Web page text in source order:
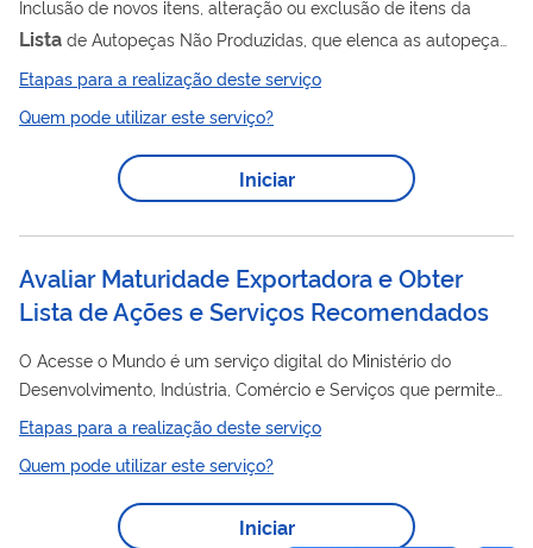
Inclusão de novos itens, alteração ou exclusão de itens da
Lista de Autopeças Não Produzidas, que elenca as autopeças
sem produção nacional equivalente com redução da alíquota
do Imposto de Importação na condição de Ex-Tarifário.
Etapas para a realização deste serviço
Quem pode utilizar este serviço?
Iniciar
Avaliar Maturidade Exportadora e Obter
Lista de Ações e Serviços Recomendados
O Acesse o Mundo é um serviço digital do Ministério do
Desenvolvimento, Indústria, Comércio e Serviços que permite
que qualquer empresa brasileira, principalmente de micro,
pequeno e médio porte, de qualquer região ou setor, receba de
forma gratuita e automatizada uma avaliação de maturidade
exportadora e umalistapersonalizada de ações para
internacionalização com a identificação dos serviços de
Etapas para a realização deste serviço
Quem pode utilizar este serviço?
Iniciar